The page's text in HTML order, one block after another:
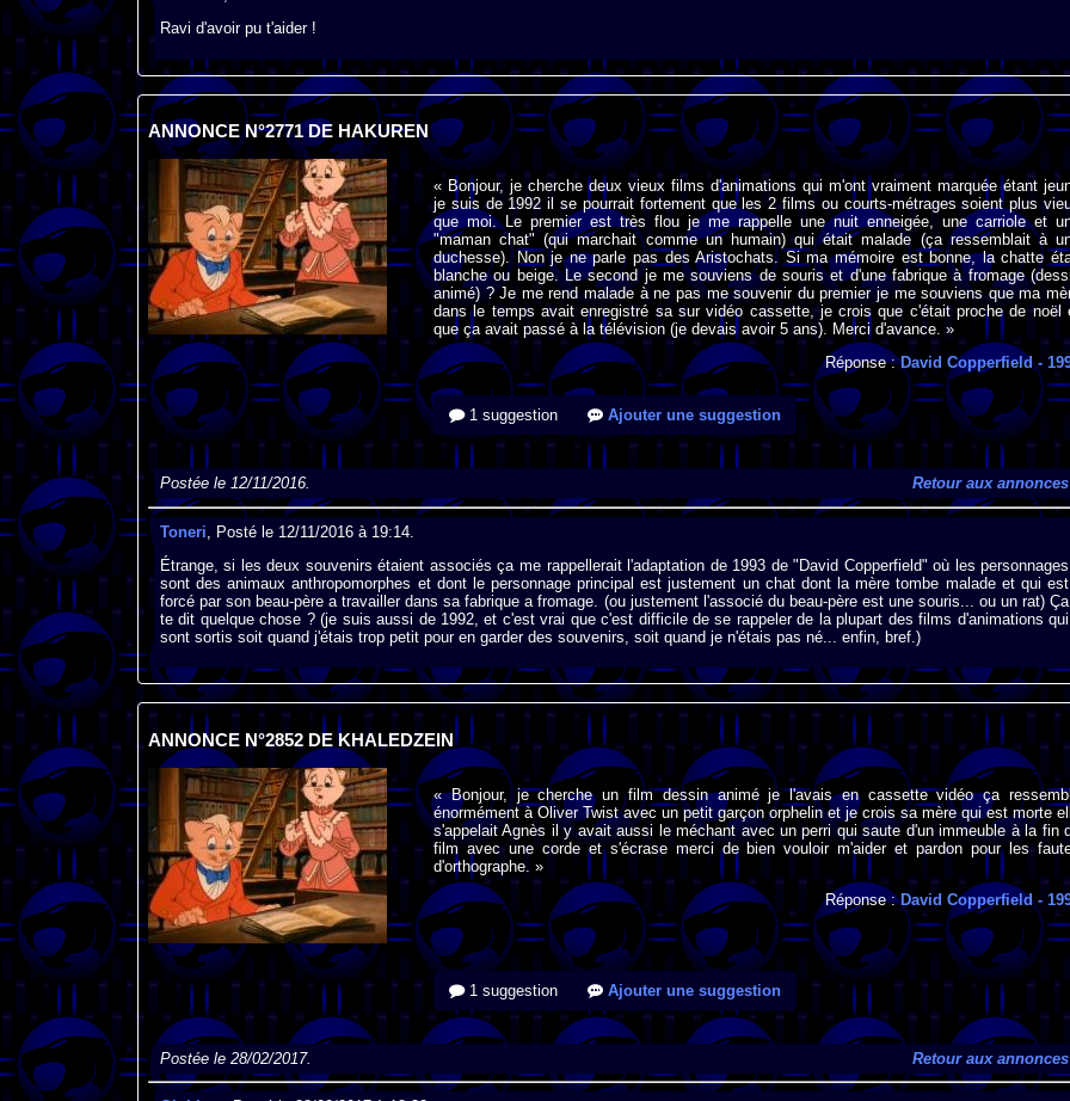
Ravi d'avoir pu t'aider !
ANNONCE N°2771 DE HAKUREN
« Bonjour, je cherche deux vieux films d'animations qui m'ont vraiment marquée étant
je suis de 1992 il se pourrait fortement que les 2 films ou courts-métrages soient plus
que moi. Le premier est très flou je me rappelle une nuit enneigée, une carriole et
"maman chat" (qui marchait comme un humain) qui était malade (ça ressemblait à
duchesse). Non je ne parle pas des Aristochats. Si ma mémoire est bonne, la chatte
blanche ou beige. Le second je me souviens de souris et d'une fabrique à fromage
animé) ? Je me rend malade à ne pas me souvenir du premier je me souviens que ma
dans le temps avait enregistré sa sur vidéo cassette, je crois que c'était proche de noël
que ça avait passé à la télévision (je devais avoir 5 ans). Merci d'avance. »
Réponse :David Copperfield-
1 suggestion Ajouter une suggestion
Postée le 12/11/2016. Retour aux annonces
Toneri , Posté le 12/11/2016 à 19:14.
Étrange, si les deux souvenirs étaient associés ça me rappellerait l'adaptation de 1993 de "David Copperfield" où les personnages
sont des animaux anthropomorphes et dont le personnage principal est justement un chat dont la mère tombe malade et qui est
forcé par son beau-père a travailler dans sa fabrique a fromage. (ou justement l'associé du beau-père est une souris... ou un rat) Ça
te dit quelque chose ? (je suis aussi de 1992, et c'est vrai que c'est difficile de se rappeler de la plupart des films d'animations qui
sont sortis soit quand j'étais trop petit pour en garder des souvenirs, soit quand je n'étais pas né... enfin, bref.)
ANNONCE N°2852 DE KHALEDZEIN
« Bonjour, je cherche un film dessin animé je l'avais en cassette vidéo ça
énormément à Oliver Twist avec un petit garçon orphelin et je crois sa mère qui est morte
s'appelait Agnès il y avait aussi le méchant avec un perri qui saute d'un immeuble à la fin
film avec une corde et s'écrase merci de bien vouloir m'aider et pardon pour les
d'orthographe. »
Réponse :David Copperfield-
1 suggestion Ajouter une suggestion
Postée le 28/02/2017. Retour aux annonces